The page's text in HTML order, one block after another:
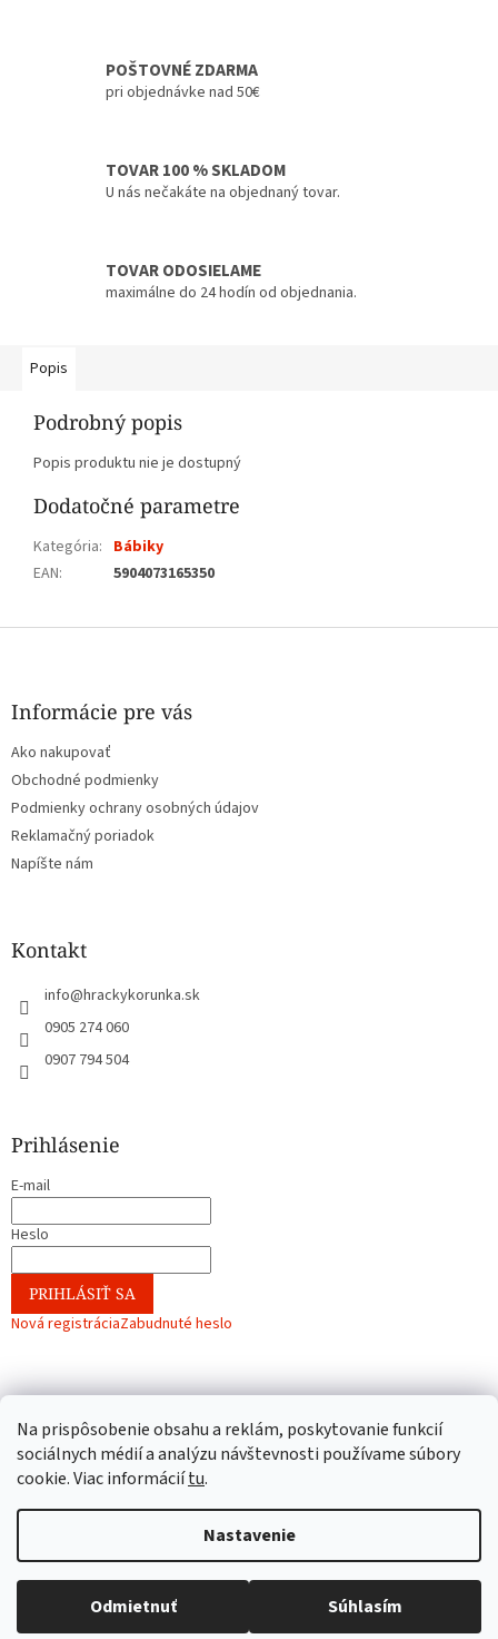
Na prispôsobenie obsahu a reklám, poskytovanie funkcií
sociálnych médií a analýzu návštevnosti používame súbory
cookie. Viac informáciítu.
Nastavenie
Odmietnuť Súhlasím
POŠTOVNÉ ZDARMA
pri objednávke nad 50€
TOVAR 100 % SKLADOM
U nás nečakáte na objednaný tovar.
TOVAR ODOSIELAME
maximálne do 24 hodín od objednania.
Popis
Podrobný popis
Popis produktu nie je dostupný
Dodatočné parametre
Kategória: Bábiky
EAN: 5904073165350
Z
Informácie pre vás
Ako nakupovať
Obchodné podmienky
Podmienky ochrany osobných údajov
Reklamačný poriadok
Napíšte nám
Kontakt
info@hrackykorunka.sk
0905 274 060
0907 794 504
Prihlásenie
E-mail
Heslo
PRIHLÁSIŤ SA
Nová registráciaZabudnuté heslo
Copyright 2026Hračky Korunka. Všetky práva vyhradené.Upraviť